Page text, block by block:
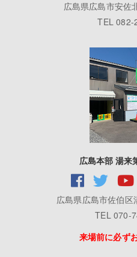
広島県広島市安佐
TEL 082-
広島本部 湯来
広島県広島市佐伯
TEL 070-
来場前に必ず